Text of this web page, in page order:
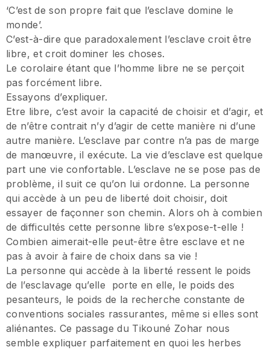
‘C’est de son propre fait que l’esclave domine le
monde’.
C’est-à-dire que paradoxalement l’esclave croit être
libre, et croit dominer les choses.
Le corolaire étant que l’homme libre ne se perçoit
pas forcément libre.
Essayons d’expliquer.
Etre libre, c’est avoir la capacité de choisir et d’agir, et
de n’être contrait n’y d’agir de cette manière ni d’une
autre manière. L’esclave par contre n’a pas de marge
de manœuvre, il exécute. La vie d’esclave est quelque
part une vie confortable. L’esclave ne se pose pas de
problème, il suit ce qu’on lui ordonne. La personne
qui accède à un peu de liberté doit choisir, doit
essayer de façonner son chemin. Alors oh à combien
de difficultés cette personne libre s’expose-t-elle !
Combien aimerait-elle peut-être être esclave et ne
pas à avoir à faire de choix dans sa vie !
La personne qui accède à la liberté ressent le poids
de l’esclavage qu’elle porte en elle, le poids des
pesanteurs, le poids de la recherche constante de
conventions sociales rassurantes, même si elles sont
aliénantes. Ce passage du Tikouné Zohar nous
semble expliquer parfaitement en quoi les herbes